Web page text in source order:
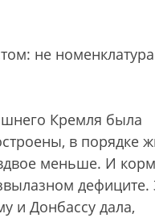
не номенклатура
Кремля была
в порядке
меньше. И
дефиците.
и Донбассу дала,